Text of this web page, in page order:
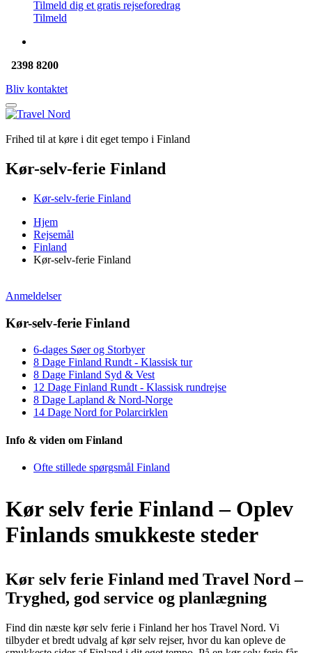
Tilmeld dig et gratis rejseforedrag
Tilmeld
2398 8200
Bliv kontaktet
Frihed til at køre i dit eget tempo i Finland
Kør-selv-ferie Finland
Kør-selv-ferie Finland
Hjem
Rejsemål
Finland
Kør-selv-ferie Finland
Anmeldelser
Kør-selv-ferie Finland
6-dages Søer og Storbyer
8 Dage Finland Rundt - Klassisk tur
8 Dage Finland Syd & Vest
12 Dage Finland Rundt - Klassisk rundrejse
8 Dage Lapland & Nord-Norge
14 Dage Nord for Polarcirklen
Info & viden om Finland
Ofte stillede spørgsmål Finland
Kør selv ferie Finland – Oplev
Finlands smukkeste steder
Kør selv ferie Finland med Travel Nord –
Tryghed, god service og planlægning
Find din næste kør selv ferie i Finland her hos Travel Nord. Vi
tilbyder et bredt udvalg af kør selv rejser, hvor du kan opleve de